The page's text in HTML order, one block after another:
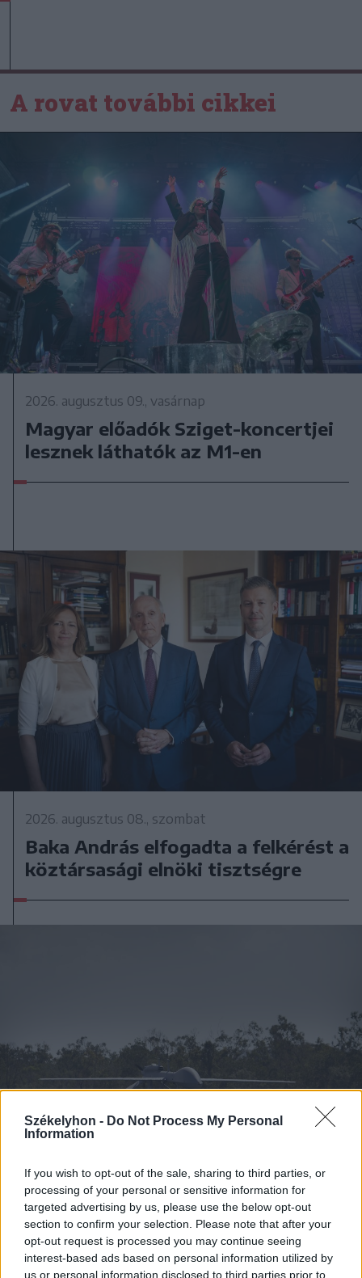
Székelyhon - Do Not Process My Personal
Information
If you wish to opt-out of the sale, sharing to third parties, or
processing of your personal or sensitive information for
targeted advertising by us, please use the below opt-out
section to confirm your selection. Please note that after your
opt-out request is processed you may continue seeing
interest-based ads based on personal information utilized by
us or personal information disclosed to third parties prior to
A rovat további cikkei
2026. augusztus 09., vasárnap
Magyar előadók Sziget-koncertjei
lesznek láthatók az M1-en
2026. augusztus 08., szombat
Baka András elfogadta a felkérést a
köztársasági elnöki tisztségre
2026. augusztus 08., szombat
Románia irányából érkező ukrán
csalidrón robbant fel Bulgáriában –
frissítve